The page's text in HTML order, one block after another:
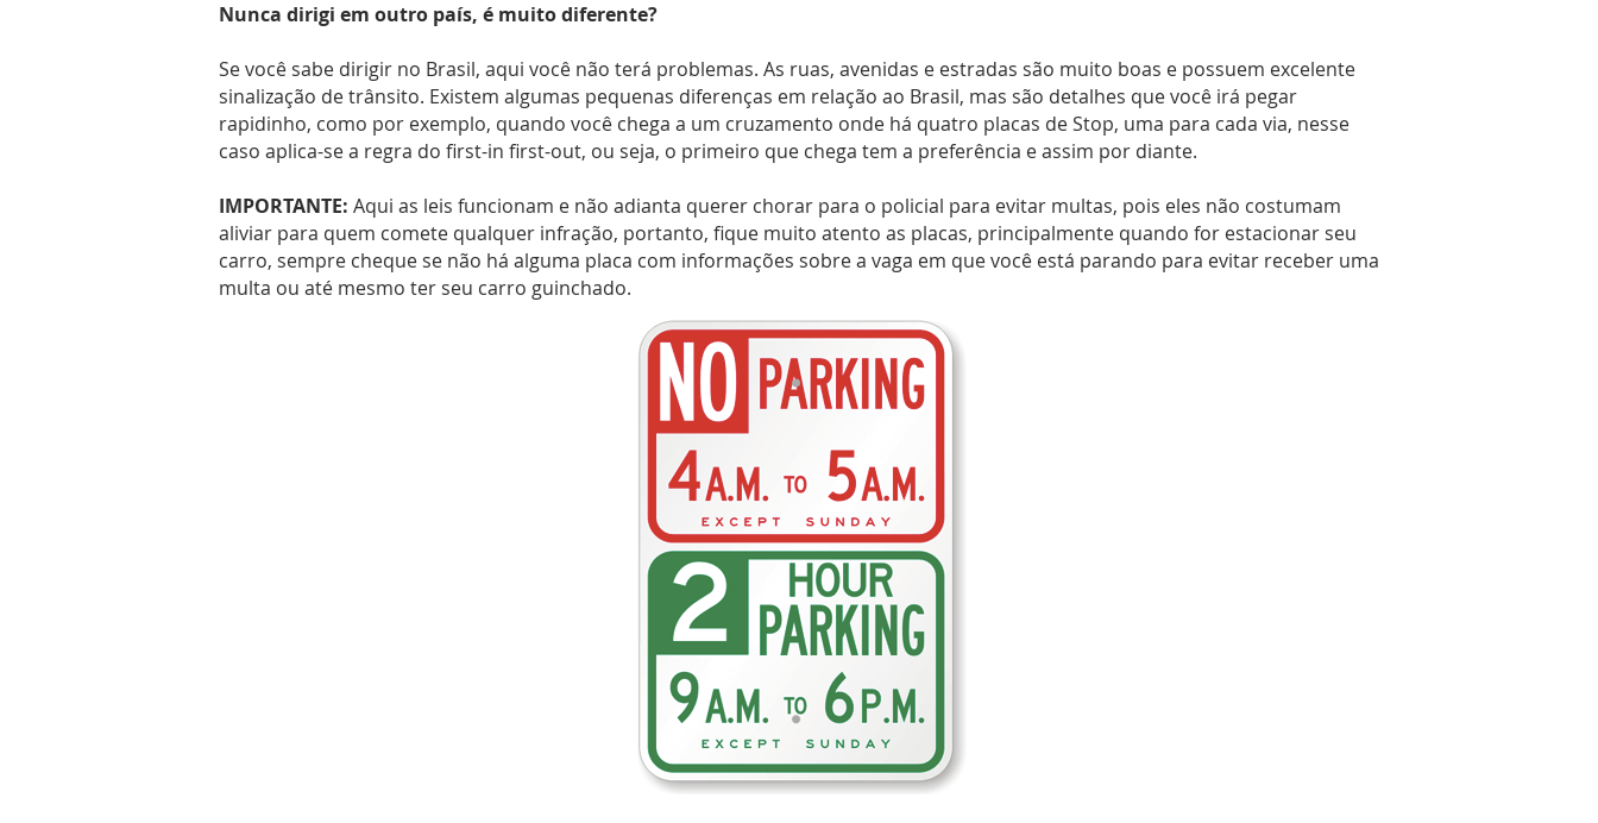
Nunca dirigi em outro país, é muito diferente?
Se você sabe dirigir no Brasil, aqui você não terá problemas. As ruas, avenidas e estradas são muito boas e possuem excelente
sinalização de trânsito. Existem algumas pequenas diferenças em relação ao Brasil, mas são detalhes que você irá pegar
rapidinho, como por exemplo, quando você chega a um cruzamento onde há quatro placas de Stop, uma para cada via, nesse
caso aplica-se a regra do first-in first-out, ou seja, o primeiro que chega tem a preferência e assim por diante.
IMPORTANTE: Aqui as leis funcionam e não adianta querer chorar para o policial para evitar multas, pois eles não costumam
aliviar para quem comete qualquer infração, portanto, fique muito atento as placas, principalmente quando for estacionar seu
carro, sempre cheque se não há alguma placa com informações sobre a vaga em que você está parando para evitar receber uma
multa ou até mesmo ter seu carro guinchado.